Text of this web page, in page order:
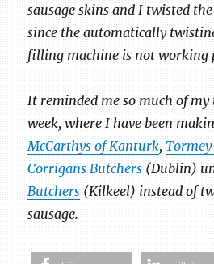
sausage skins and I twisted
since the automatically
filling machine is not working
It reminded me so much of
week, where I have been
McCarthys of Kanturk,
Corrigans Butchers (Dublin)
Butchers (Kilkeel) instead of
sausage.